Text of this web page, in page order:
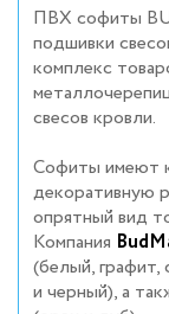
ПВХ софиты
подшивки
комплекс
свесов кровли.
Софиты имеют
декоративную
опрятный вид
Компания
(белый, графит,
и черный), а